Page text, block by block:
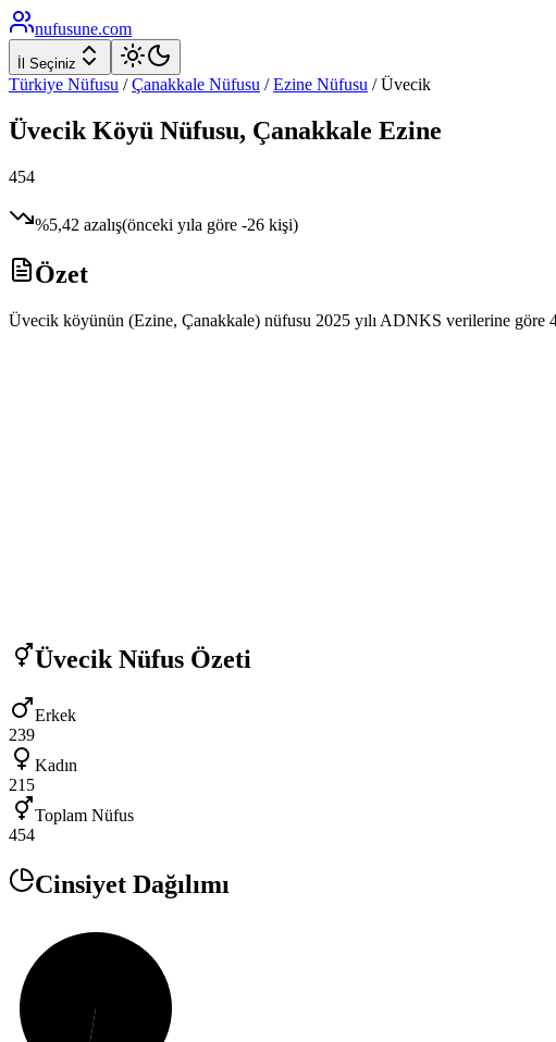
nufusune.com
İl Seçiniz
Türkiye Nüfusu / Çanakkale Nüfusu / Ezine Nüfusu /Üvecik
Üvecik Köyü Nüfusu, Çanakkale Ezine
454
%5,42 azalış(önceki yıla göre -26 kişi)
Özet
Üvecik köyünün (Ezine, Çanakkale) nüfusu 2025 yılı ADNKS verilerine göre
Üvecik Nüfus Özeti
Erkek
239
Kadın
215
Toplam Nüfus
454
Cinsiyet Dağılımı